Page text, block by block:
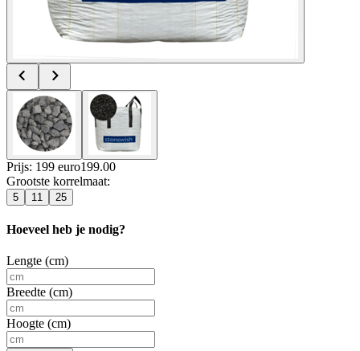
Prijs: 199 euro199.00
Grootste korrelmaat:
5 11 25
Hoeveel heb je nodig?
Lengte (cm)
Breedte (cm)
Hoogte (cm)